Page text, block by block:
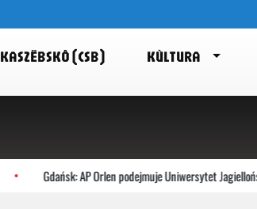
KASZËBSKÔ (CSB) KÙLTURA
Gdańsk: AP Orlen podejmuje Uniwersytet Jagielloński